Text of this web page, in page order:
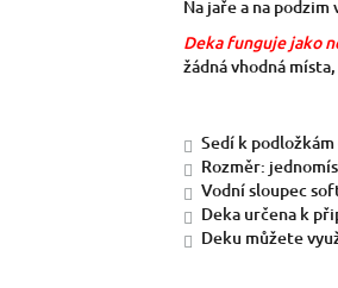
Na jaře a na
Deka funguje jako
žádná vhodná
Sedí k
Rozměr:
Vodní sloupec
Deka určena k
Deku můžete